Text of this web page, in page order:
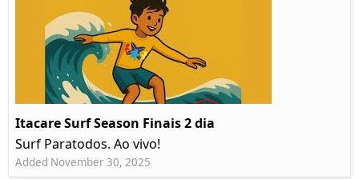
Itacare Surf Season Finais 2 dia
Surf Paratodos. Ao vivo!
Added November 30, 2025